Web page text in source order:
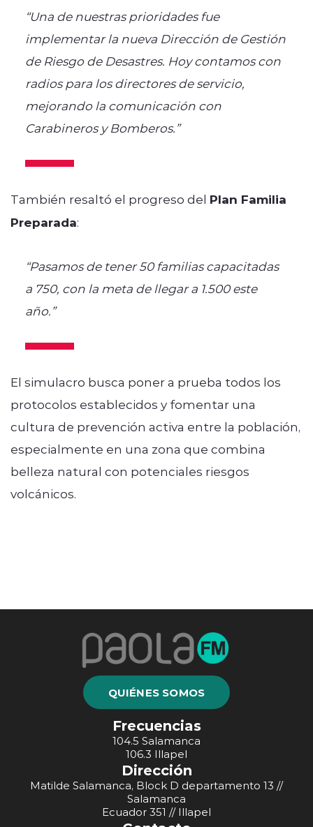
“Una de nuestras prioridades fue
implementar la nueva Dirección de Gestión
de Riesgo de Desastres. Hoy contamos con
radios para los directores de servicio,
mejorando la comunicación con
Carabineros y Bomberos.”
También resaltó el progreso del Plan Familia
Preparada:
“Pasamos de tener 50 familias capacitadas
a 750, con la meta de llegar a 1.500 este
año.”
El simulacro busca poner a prueba todos los
protocolos establecidos y fomentar una
cultura de prevención activa entre la población,
especialmente en una zona que combina
belleza natural con potenciales riesgos
volcánicos.
QUIÉNES SOMOS
Frecuencias
104.5 Salamanca
106.3 Illapel
Dirección
Matilde Salamanca, Block D departamento 13 //
Salamanca
Ecuador 351 // Illapel